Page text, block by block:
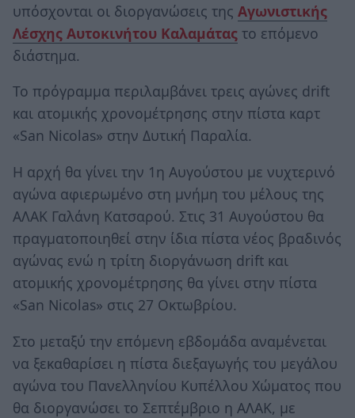
υπόσχονται οι διοργανώσεις της Αγωνιστικής
Λέσχης Αυτοκινήτου Καλαμάτας το επόμενο
διάστημα.
Το πρόγραμμα περιλαμβάνει τρεις αγώνες drift
και ατομικής χρονομέτρησης στην πίστα καρτ
«San Nicolas» στην Δυτική Παραλία.
Η αρχή θα γίνει την 1η Αυγούστου με νυχτερινό
αγώνα αφιερωμένο στη μνήμη του μέλους της
ΑΛΑΚ Γαλάνη Κατσαρού. Στις 31 Αυγούστου θα
πραγματοποιηθεί στην ίδια πίστα νέος βραδινός
αγώνας ενώ η τρίτη διοργάνωση drift και
ατομικής χρονομέτρησης θα γίνει στην πίστα
«San Nicolas» στις 27 Οκτωβρίου.
Στο μεταξύ την επόμενη εβδομάδα αναμένεται
να ξεκαθαρίσει η πίστα διεξαγωγής του μεγάλου
αγώνα του Πανελληνίου Κυπέλλου Χώματος που
θα διοργανώσει το Σεπτέμβριο η ΑΛΑΚ, με